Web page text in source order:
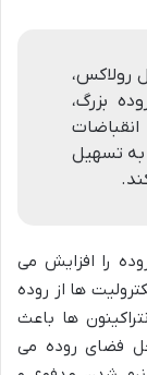
رولاکس،
بزرگ،
تسهیل
را افزایش می
ها از روده
ها باعث
فضای روده می